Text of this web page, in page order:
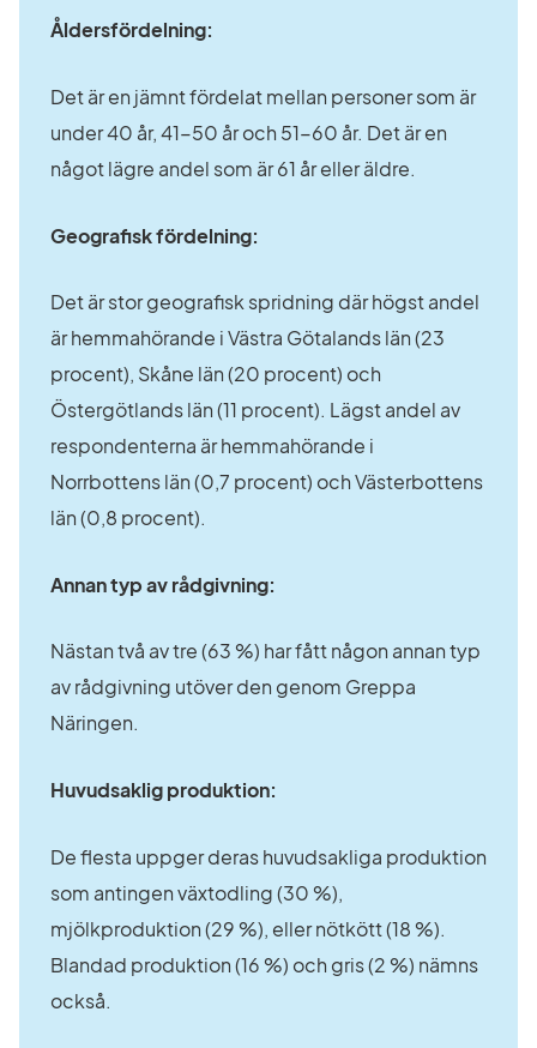
Åldersfördelning:
Det är en jämnt fördelat mellan personer som är
under 40 år, 41-50 år och 51-60 år. Det är en
något lägre andel som är 61 år eller äldre.
Geografisk fördelning:
Det är stor geografisk spridning där högst andel
är hemmahörande i Västra Götalands län (23
procent), Skåne län (20 procent) och
Östergötlands län (11 procent). Lägst andel av
respondenterna är hemmahörande i
Norrbottens län (0,7 procent) och Västerbottens
län (0,8 procent).
Annan typ av rådgivning:
Nästan två av tre (63 %) har fått någon annan typ
av rådgivning utöver den genom Greppa
Näringen.
Huvudsaklig produktion:
De flesta uppger deras huvudsakliga produktion
som antingen växtodling (30 %),
mjölkproduktion (29 %), eller nötkött (18 %).
Blandad produktion (16 %) och gris (2 %) nämns
också.